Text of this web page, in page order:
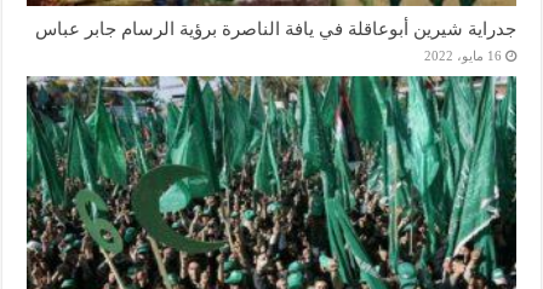
جدراية شيرين أبوعاقلة في يافة الناصرة برؤية الرسام جابر عباس
16 مايو، 2022